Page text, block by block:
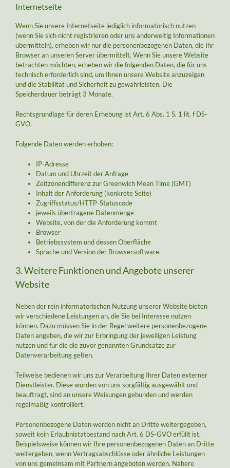
Internetseite
Wenn Sie unsere Internetseite lediglich informatorisch nutzen
(wenn Sie sich nicht registrieren oder uns anderweitig Informationen
übermitteln), erheben wir nur die personenbezogenen Daten, die Ihr
Browser an unseren Server übermittelt. Wenn Sie unsere Website
betrachten möchten, erheben wir die folgenden Daten, die für uns
technisch erforderlich sind, um Ihnen unsere Website anzuzeigen
und die Stabilität und Sicherheit zu gewährleisten. Die
Speicherdauer beträgt 3 Monate.
Rechtsgrundlage für deren Erhebung ist Art. 6 Abs. 1 S. 1 lit. f DS-
GVO.
Folgende Daten werden erhoben:
IP-Adresse
Datum und Uhrzeit der Anfrage
Zeitzonendifferenz zur Greenwich Mean Time (GMT)
Inhalt der Anforderung (konkrete Seite)
Zugriffsstatus/HTTP-Statuscode
jeweils übertragene Datenmenge
Website, von der die Anforderung kommt
Browser
Betriebssystem und dessen Oberfläche
Sprache und Version der Browsersoftware.
3. Weitere Funktionen und Angebote unserer
Website
Neben der rein informatorischen Nutzung unserer Website bieten
wir verschiedene Leistungen an, die Sie bei Interesse nutzen
können. Dazu müssen Sie in der Regel weitere personenbezogene
Daten angeben, die wir zur Erbringung der jeweiligen Leistung
nutzen und für die die zuvor genannten Grundsätze zur
Datenverarbeitung gelten.
Teilweise bedienen wir uns zur Verarbeitung Ihrer Daten externer
Dienstleister. Diese wurden von uns sorgfältig ausgewählt und
beauftragt, sind an unsere Weisungen gebunden und werden
regelmäßig kontrolliert.
Personenbezogene Daten werden nicht an Dritte weitergegeben,
soweit kein Erlaubnistatbestand nach Art. 6 DS-GVO erfüllt ist.
Beispielsweise können wir Ihre personenbezogenen Daten an Dritte
weitergeben, wenn Vertragsabschlüsse oder ähnliche Leistungen
von uns gemeinsam mit Partnern angeboten werden. Nähere